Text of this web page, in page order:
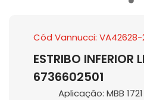
Cód Vannucci: VA42628-
ESTRIBO INFERIOR
6736602501
Aplicação: MBB 1721